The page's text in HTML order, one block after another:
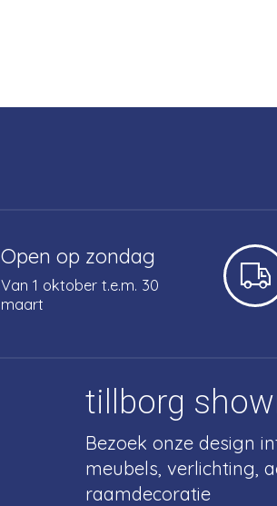
Open op zondag
Van 1 oktober t.e.m. 30
maart
tillborg
Bezoek onze design
meubels, verlichting,
raamdecoratie